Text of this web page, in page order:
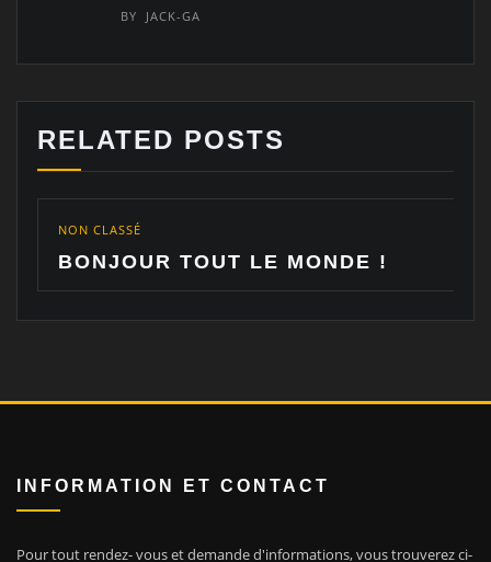
BY JACK-GA
RELATED POSTS
NON CLASSÉ
BONJOUR TOUT LE MONDE !
INFORMATION ET CONTACT
Pour tout rendez- vous et demande d'informations, vous trouverez ci-